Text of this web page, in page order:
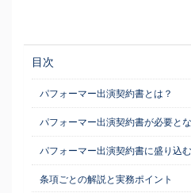
目次
パフォーマー出演契約書とは？
パフォーマー出演契約書が必要と
パフォーマー出演契約書に盛り込
条項ごとの解説と実務ポイント